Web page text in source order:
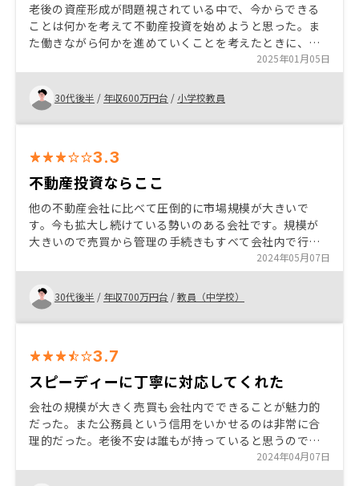
老後の資産形成が問題視されている中で、今からできる
ことは何かを考えて不動産投資を始めようと思った。ま
た働きながら何かを進めていくことを考えたときに、時
間がとられないものが良いと思ったのも大きな理由であ
る。
2025年01月05日
30代後半 / 年収600万円台 / 小学校教員
3.3
不動産投資ならここ
他の不動産会社に比べて圧倒的に市場規模が大きいで
す。今も拡大し続けている勢いのある会社です。規模が
大きいので売買から管理の手続きもすべて会社内で行え
るのでいざというときに安心です。これからは老後資金
をどうまかなうかが大切です。不動産は早ければ早いほ
うがいい。インフラに強い投資としておすすめです。 す
べてオンラインと宣伝していたが結局対話形式だったの
で話が違うと思った。
2024年05月07日
30代後半 / 年収700万円台 /教員（中学校）
3.7
スピーディーに丁寧に対応してくれた
会社の規模が大きく売買も会社内でできることが魅力的
だった。また公務員という信用をいかせるのは非常に合
理的だった。老後不安は誰もが持っていると思うのでぜ
ひ選択肢の1つとしておすすめです。オンラインの対応な
のでとてもスピーディーに進めることができるし忙しく
2024年04月07日